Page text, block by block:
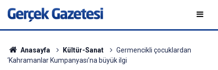
Anasayfa Kültür-Sanat
Germencikli çocuklardan
‘Kahramanlar Kumpanyası’na büyük ilgi